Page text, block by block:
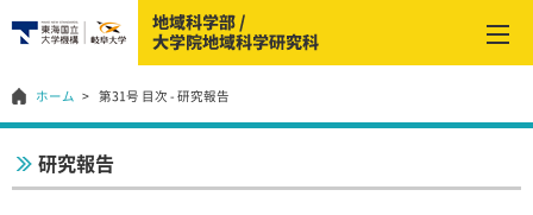
ホーム 第31号 目次 - 研究報告
研究報告